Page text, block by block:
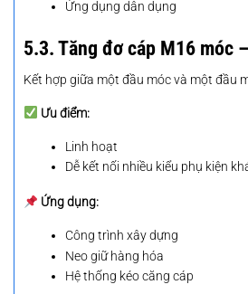
Ứng dụng dân dụng
5.3. Tăng đơ cáp M16 móc
Kết hợp giữa một đầu móc và một đầu
Ưu điểm:
Linh hoạt
Dễ kết nối nhiều kiểu phụ kiện
Ứng dụng:
Công trình xây dựng
Neo giữ hàng hóa
Hệ thống kéo căng cáp